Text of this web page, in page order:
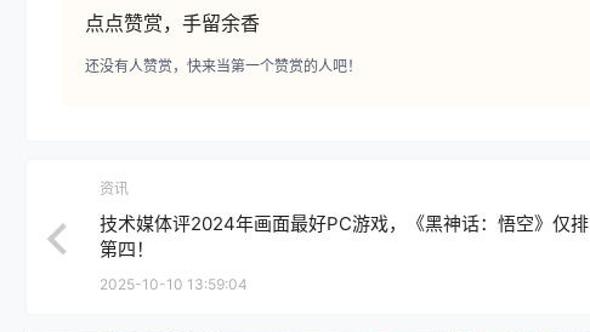
点点赞赏，手留余香
还没有人赞赏，快来当第一个赞赏的人吧！
资讯
技术媒体评2024年画面最好PC游戏，《黑神话：悟空》仅排
第四！
2025-10-10 13:59:04